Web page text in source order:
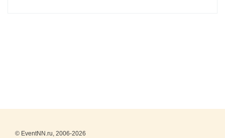
© EventNN.ru, 2006-2026